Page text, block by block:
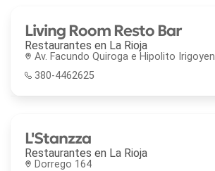
Living Room Resto Bar
Restaurantes en La Rioja
Av. Facundo Quiroga e Hipolito Irigoyen
380-4462625
L'Stanzza
Restaurantes en La Rioja
Dorrego 164